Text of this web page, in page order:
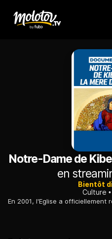
Notre-Dame de
en
Bientôt
Culture